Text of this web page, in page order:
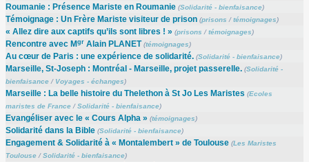
Roumanie : Présence Mariste en Roumanie (Solidarité - bienfaisance)
Témoignage : Un Frère Mariste visiteur de prison (prisons /témoignages)
« Allez dire aux captifs qu’ils sont libres ! » (prisons /témoignages)
Rencontre avec MgrAlain PLANET (témoignages)
Au cœur de Paris : une expérience de solidarité. (Solidarité - bienfaisance)
Marseille, St-Joseph : Montréal - Marseille, projet passerelle. (Solidarité -
bienfaisance/ Voyages - échanges)
Marseille : La belle histoire du Thelethon à St Jo Les Maristes (Ecoles
maristes de France/Solidarité - bienfaisance)
Evangéliser avec le « Cours Alpha » (témoignages)
Solidarité dans la Bible (Solidarité - bienfaisance)
Engagement & Solidarité à « Montalembert » de Toulouse (Les Maristes
Toulouse/Solidarité - bienfaisance)